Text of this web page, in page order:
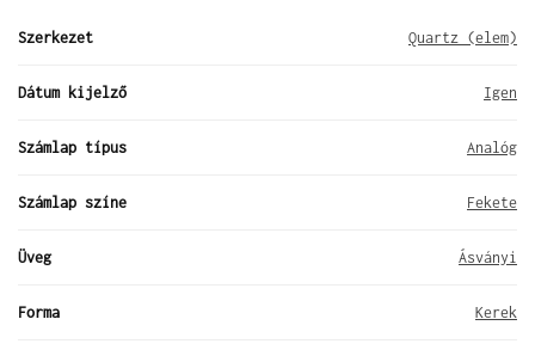
Szerkezet Quartz (elem)
Dátum kijelző Igen
Számlap típus Analóg
Számlap színe Fekete
Üveg Ásványi
Forma Kerek